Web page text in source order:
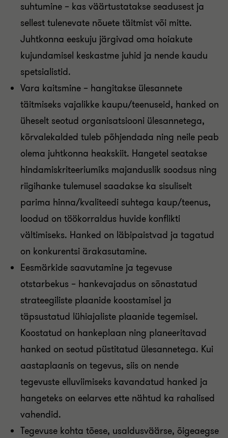
suhtumine – kas väärtustatakse seadusest ja
sellest tulenevate nõuete täitmist või mitte.
Juhtkonna eeskuju järgivad oma hoiakute
kujundamisel keskastme juhid ja nende kaudu
spetsialistid.
Vara kaitsmine – hangitakse ülesannete
täitmiseks vajalikke kaupu/teenuseid, hanked on
üheselt seotud organisatsiooni ülesannetega,
kõrvalekalded tuleb põhjendada ning neile peab
olema juhtkonna heakskiit. Hangetel seatakse
hindamiskriteeriumiks majanduslik soodsus ning
riigihanke tulemusel saadakse ka sisuliselt
parima hinna/kvaliteedi suhtega kaup/teenus,
loodud on töökorraldus huvide konflikti
vältimiseks. Hanked on läbipaistvad ja tagatud
on konkurentsi ärakasutamine.
Eesmärkide saavutamine ja tegevuse
otstarbekus – hankevajadus on sõnastatud
strateegiliste plaanide koostamisel ja
täpsustatud lühiajaliste plaanide tegemisel.
Koostatud on hankeplaan ning planeeritavad
hanked on seotud püstitatud ülesannetega. Kui
aastaplaanis on tegevus, siis on nende
tegevuste elluviimiseks kavandatud hanked ja
hangeteks on eelarves ette nähtud ka rahalised
vahendid.
Tegevuse kohta tõese, usaldusväärse, õigeaegse